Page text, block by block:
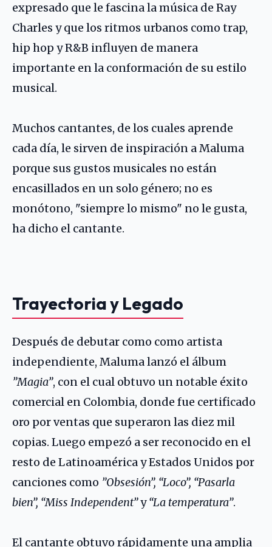
expresado que le fascina la música de Ray
Charles y que los ritmos urbanos como trap,
hip hop y R&B influyen de manera
importante en la conformación de su estilo
musical.
Muchos cantantes, de los cuales aprende
cada día, le sirven de inspiración a Maluma
porque sus gustos musicales no están
encasillados en un solo género; no es
monótono, "siempre lo mismo" no le gusta,
ha dicho el cantante.
Trayectoria y Legado
Después de debutar como como artista
independiente, Maluma lanzó el álbum
”Magia”, con el cual obtuvo un notable éxito
comercial en Colombia, donde fue certificado
oro por ventas que superaron las diez mil
copias. Luego empezó a ser reconocido en el
resto de Latinoamérica y Estados Unidos por
canciones como ”Obsesión”, “Loco”, “Pasarla
bien”, “Miss Independent”y“La temperatura”.
El cantante obtuvo rápidamente una amplia